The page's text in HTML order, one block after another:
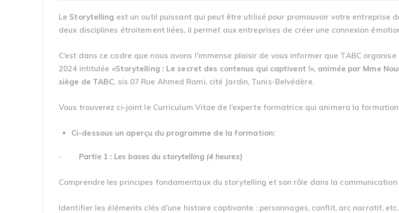
Le Storytelling est un outil puissant qui peut être utilisé pour promouvoir votre entreprise
deux disciplines étroitement liées, il permet aux entreprises de créer une connexion
C’est dans ce cadre que nous avons l’immense plaisir de vous informer que TABC
2024 intitulée «Storytelling : Le secret des contenus qui captivent !», animée par Mme
siège de TABC, sis 07 Rue Ahmed Rami, cité Jardin, Tunis-Belvédère.
Vous trouverez ci-joint le Curriculum Vitae de l’experte formatrice qui animera la formation
Ci-dessous un aperçu du programme de la formation:
· Partie 1 : Les bases du storytelling (4 heures)
Comprendre les principes fondamentaux du storytelling et son rôle dans la
Identifier les éléments clés d’une histoire captivante : personnages, conflit, arc narratif, etc.